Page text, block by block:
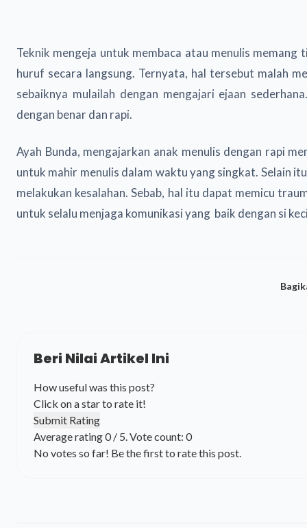
Teknik mengeja untuk membaca atau menulis
huruf secara langsung. Ternyata, hal tersebut malah
sebaiknya mulailah dengan mengajari ejaan
dengan benar dan rapi.
Ayah Bunda, mengajarkan anak menulis dengan rapi
untuk mahir menulis dalam waktu yang singkat. Selain
melakukan kesalahan. Sebab, hal itu dapat memicu
untuk selalu menjaga komunikasi yang baik dengan si
Beri Nilai Artikel Ini
How useful was this post?
Click on a star to rate it!
Submit Rating
Average rating0/ 5. Vote count: 0
No votes so far! Be the first to rate this post.